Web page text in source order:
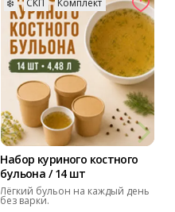
❄️ СКП Комплект
Набор куриного костного
бульона / 14 шт
Лёгкий бульон на каждый день
без варки.